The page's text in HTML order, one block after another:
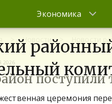
Экономика
Новости Новости
2026
поступили
церемония